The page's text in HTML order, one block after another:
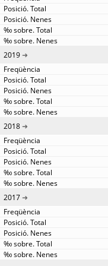
2019
2018
2017